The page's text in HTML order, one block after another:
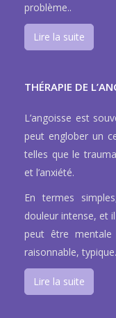
problème..
Lire la suite
THÉRAPIE DE
L’angoisse est
peut englober un
telles que le
et l’anxiété.
En termes
douleur intense, et
peut être mentale
raisonnable,
Lire la suite